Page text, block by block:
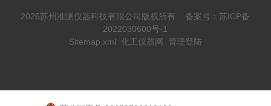
2026苏州准测仪器科技有限公司版权所有 备案号：苏ICP备
2022030600号-1
Sitemap.xml 化工仪器网 管理登陆